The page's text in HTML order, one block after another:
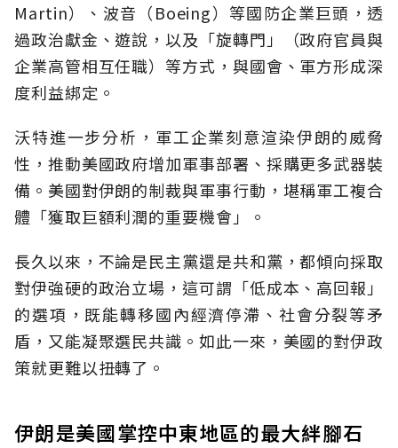
Martin）、波音（Boeing）等國防企業巨頭，透
過政治獻金、遊說，以及「旋轉門」（政府官員與
企業高管相互任職）等方式，與國會、軍方形成深
度利益綁定。
沃特進一步分析，軍工企業刻意渲染伊朗的威脅
性，推動美國政府增加軍事部署、採購更多武器裝
備。美國對伊朗的制裁與軍事行動，堪稱軍工複合
體「獲取巨額利潤的重要機會」。
長久以來，不論是民主黨還是共和黨，都傾向採取
對伊強硬的政治立場，這可謂「低成本、高回報」
的選項，既能轉移國內經濟停滯、社會分裂等矛
盾，又能凝聚選民共識。如此一來，美國的對伊政
策就更難以扭轉了。
伊朗是美國掌控中東地區的最大絆腳石